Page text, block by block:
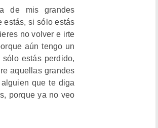
de mis grandes
estás, si sólo estás
no volver e irte
aún tengo un
estás perdido,
aquellas grandes
que te diga
porque ya no veo